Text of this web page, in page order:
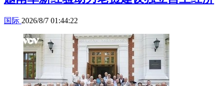
国际 2026/8/7 01:44:22